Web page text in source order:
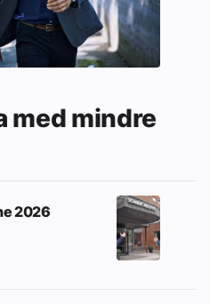
med mindre
2026